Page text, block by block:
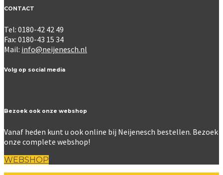
CONTACT
Tel: 0180-42 42 49
Fax: 0180-43 15 34
Mail: info@neijenesch.nl
Volg op social media
Bezoek ook onze webshop
Vanaf heden kunt u ook online bij Neijenesch bestellen. Bezoek
onze complete webshop!
WEBSHOP